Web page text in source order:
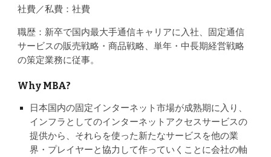
社費／私費：社費
職歴：新卒で国内最大手通信キャリアに入社、固定通信
サービスの販売戦略・商品戦略、単年・中長期経営戦略
の策定業務に従事。
Why MBA?
日本国内の固定インターネット市場が成熟期に入り、
インフラとしてのインターネットアクセスサービスの
提供から、それらを使った新たなサービスを他の業
界・プレイヤーと協力して作っていくことに会社の軸